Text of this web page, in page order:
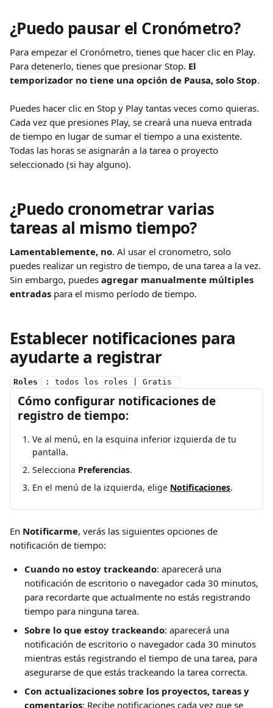
¿Puedo pausar el Cronómetro?
Para empezar el Cronómetro, tienes que hacer clic en Play.
Para detenerlo, tienes que presionar Stop. El
temporizador no tiene una opción de Pausa, solo Stop.
Puedes hacer clic en Stop y Play tantas veces como quieras.
Cada vez que presiones Play, se creará una nueva entrada
de tiempo en lugar de sumar el tiempo a una existente.
Todas las horas se asignarán a la tarea o proyecto
seleccionado (si hay alguno).
¿Puedo cronometrar varias
tareas al mismo tiempo?
Lamentablemente, no. Al usar el cronometro, solo
puedes realizar un registro de tiempo, de una tarea a la vez.
Sin embargo, puedes agregar manualmente múltiples
entradas para el mismo período de tiempo.
Establecer notificaciones para
ayudarte a registrar
Roles : todos los roles | Gratis
Cómo configurar notificaciones de
registro de tiempo:
Ve al menú, en la esquina inferior izquierda de tu
pantalla.
Selecciona Preferencias.
En el menú de la izquierda, elige Notificaciones.
En Notificarme, verás las siguientes opciones de
notificación de tiempo:
Cuando no estoy trackeando: aparecerá una
notificación de escritorio o navegador cada 30 minutos,
para recordarte que actualmente no estás registrando
tiempo para ninguna tarea.
Sobre lo que estoy trackeando: aparecerá una
notificación de escritorio o navegador cada 30 minutos
mientras estás registrando el tiempo de una tarea, para
asegurarse de que estás trackeando la tarea correcta.
Con actualizaciones sobre los proyectos, tareas y
comentarios: Recibe notificaciones cada vez que se